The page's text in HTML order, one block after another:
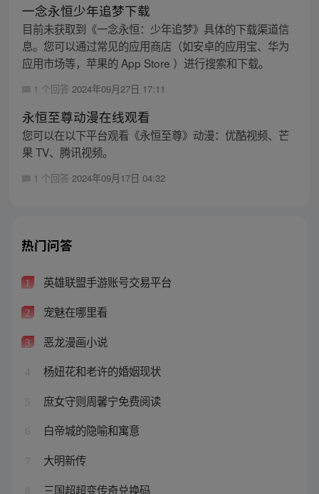
一念永恒少年追梦下载
目前未获取到《一念永恒：少年追梦》具体的下载渠道信
息。您可以通过常见的应用商店（如安卓的应用宝、华为
应用市场等，苹果的 App Store ）进行搜索和下载。
1 个回答 2024年09月27日 17:11
永恒至尊动漫在线观看
您可以在以下平台观看《永恒至尊》动漫：优酷视频、芒
果 TV、腾讯视频。
1 个回答 2024年09月17日 04:32
热门问答
1 英雄联盟手游账号交易平台
2 宠魅在哪里看
3 恶龙漫画小说
4 杨妞花和老许的婚姻现状
5 庶女守则周馨宁免费阅读
6 白帝城的隐喻和寓意
7 大明新传
8 三国超超变传奇兑换码